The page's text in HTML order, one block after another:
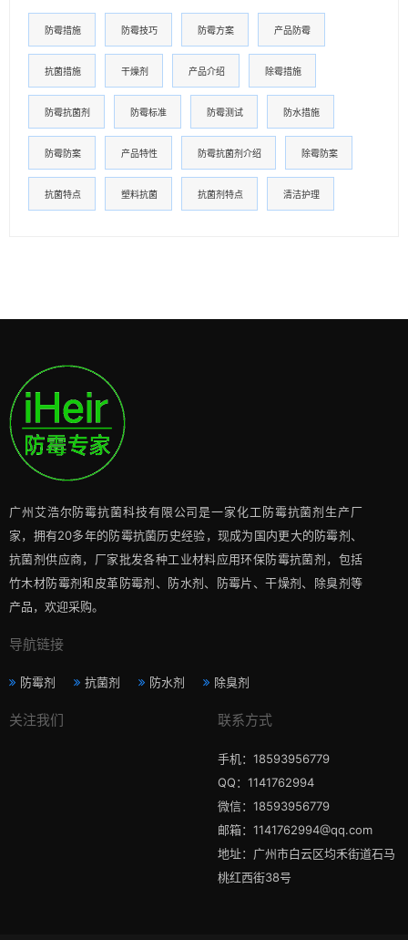
防霉措施 防霉技巧 防霉方案 产品防霉
抗菌措施 干燥剂 产品介绍 除霉措施
防霉抗菌剂 防霉标准 防霉测试 防水措施
防霉防案 产品特性 防霉抗菌剂介绍 除霉防案
抗菌特点 塑料抗菌 抗菌剂特点 清洁护理
广州艾浩尔防霉抗菌科技有限公司是一家化工防霉抗菌剂生产厂
家，拥有20多年的防霉抗菌历史经验，现成为国内更大的防霉剂、
抗菌剂供应商，厂家批发各种工业材料应用环保防霉抗菌剂，包括
竹木材防霉剂和皮革防霉剂、防水剂、防霉片、干燥剂、除臭剂等
产品，欢迎采购。
导航链接
防霉剂 抗菌剂 防水剂 除臭剂
关注我们 联系方式
手机：18593956779
QQ：1141762994
微信：18593956779
邮箱：1141762994@qq.com
地址：广州市白云区均禾街道石马
桃红西街38号